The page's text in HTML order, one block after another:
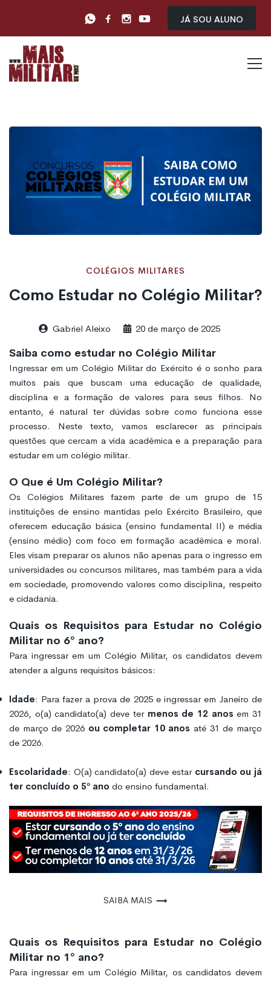
Já sou Aluno
COLÉGIOS MILITARES
Como Estudar no Colégio Militar?
Gabriel Aleixo 20 de março de 2025
Saiba como estudar no Colégio Militar
Ingressar em um Colégio Militar do Exército é o sonho para
muitos pais que buscam uma educação de qualidade,
disciplina e a formação de valores para seus filhos. No
entanto, é natural ter dúvidas sobre como funciona esse
processo. Neste texto, vamos esclarecer as principais
questões que cercam a vida acadêmica e a preparação para
estudar em um colégio militar.
O Que é Um Colégio Militar?
Os Colégios Militares fazem parte de um grupo de 15
instituições de ensino mantidas pelo Exército Brasileiro, que
oferecem educação básica (ensino fundamental II) e média
(ensino médio) com foco em formação acadêmica e moral.
Eles visam preparar os alunos não apenas para o ingresso em
universidades ou concursos militares, mas também para a vida
em sociedade, promovendo valores como disciplina, respeito
e cidadania.
Quais os Requisitos para Estudar no Colégio
Militar no 6º ano?
Para ingressar em um Colégio Militar, os candidatos devem
atender a alguns requisitos básicos:
Idade: Para fazer a prova de 2025 e ingressar em Janeiro de
2026, o(a) candidato(a) deve ter menos de 12 anos em 31
de março de 2026 ou completar 10 anos até 31 de março
de 2026.
Escolaridade: O(a) candidato(a) deve estar cursando ou já
ter concluído o 5º ano do ensino fundamental.
Saiba mais
Quais os Requisitos para Estudar no Colégio
Militar no 1º ano?
Para ingressar em um Colégio Militar, os candidatos devem